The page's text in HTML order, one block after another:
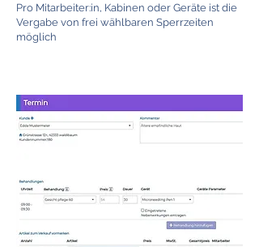
Pro Mitarbeiter:in, Kabinen oder Geräte ist die
Vergabe von frei wählbaren Sperrzeiten
möglich